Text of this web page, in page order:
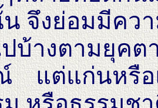
จึงย่อมมีคว
บ้างตามยุค
แต่แก่นหรือ